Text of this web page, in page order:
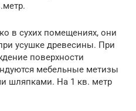
в сухих помещениях, они
усушке древесины. При
поверхности
мебельные метизы
шляпками. На 1 кв. метр